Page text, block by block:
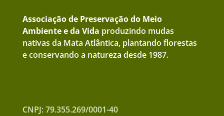
Associação de Preservação do Meio
Ambiente e da Vida produzindo mudas
nativas da Mata Atlântica, plantando florestas
e conservando a natureza desde 1987.
CNPJ: 79.355.269/0001-40